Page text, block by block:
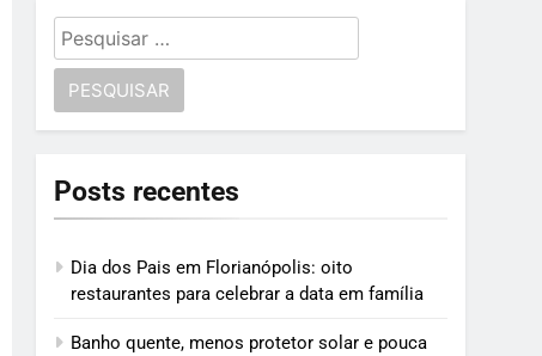
Pesquisar
por:
Posts recentes
Dia dos Pais em Florianópolis: oito
restaurantes para celebrar a data em família
Banho quente, menos protetor solar e pouca